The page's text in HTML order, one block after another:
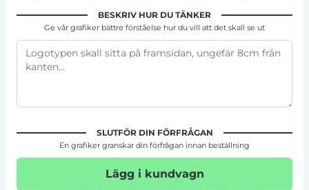
BESKRIV HUR DU TÄNKER
Ge vår grafiker bättre förståelse hur du vill att det skall se ut
SLUTFÖR DIN FÖRFRÅGAN
En grafiker granskar din förfrågan innan beställning
Lägg i kundvagn